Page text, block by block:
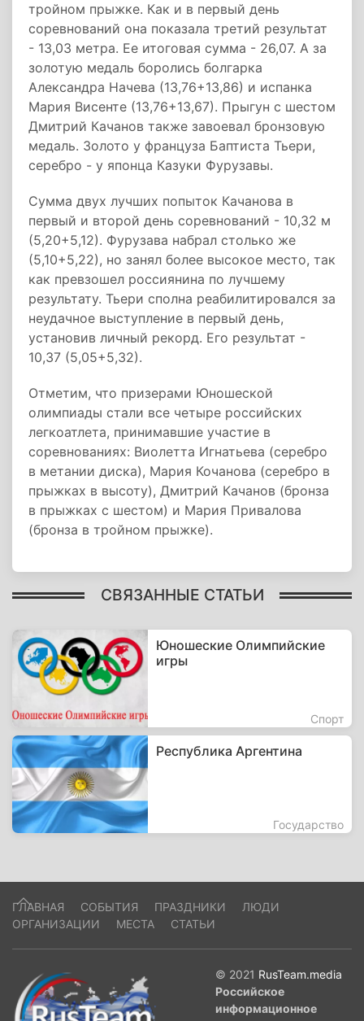
тройном прыжке. Как и в первый день
соревнований она показала третий результат
- 13,03 метра. Ее итоговая сумма - 26,07. А за
золотую медаль боролись болгарка
Александра Начева (13,76+13,86) и испанка
Мария Висенте (13,76+13,67). Прыгун с шестом
Дмитрий Качанов также завоевал бронзовую
медаль. Золото у француза Баптиста Тьери,
серебро - у японца Казуки Фурузавы.
Сумма двух лучших попыток Качанова в
первый и второй день соревнований - 10,32 м
(5,20+5,12). Фурузава набрал столько же
(5,10+5,22), но занял более высокое место, так
как превзошел россиянина по лучшему
результату. Тьери сполна реабилитировался за
неудачное выступление в первый день,
установив личный рекорд. Его результат -
10,37 (5,05+5,32).
Отметим, что призерами Юношеской
олимпиады стали все четыре российских
легкоатлета, принимавшие участие в
соревнованиях: Виолетта Игнатьева (серебро
в метании диска), Мария Кочанова (серебро в
прыжках в высоту), Дмитрий Качанов (бронза
в прыжках с шестом) и Мария Привалова
(бронза в тройном прыжке).
СВЯЗАННЫЕ СТАТЬИ
Юношеские Олимпийские
игры
Спорт
Республика Аргентина
Государство
ГЛАВНАЯ СОБЫТИЯ ПРАЗДНИКИ
ЛЮДИ
ОРГАНИЗАЦИИ
МЕСТА СТАТЬИ
© 2021 RusTeam.media
Российское
информационное